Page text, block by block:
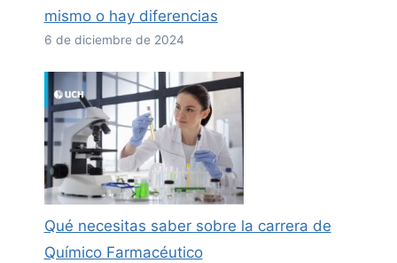
mismo o hay diferencias
6 de diciembre de 2024
Qué necesitas saber sobre la carrera de
Químico Farmacéutico